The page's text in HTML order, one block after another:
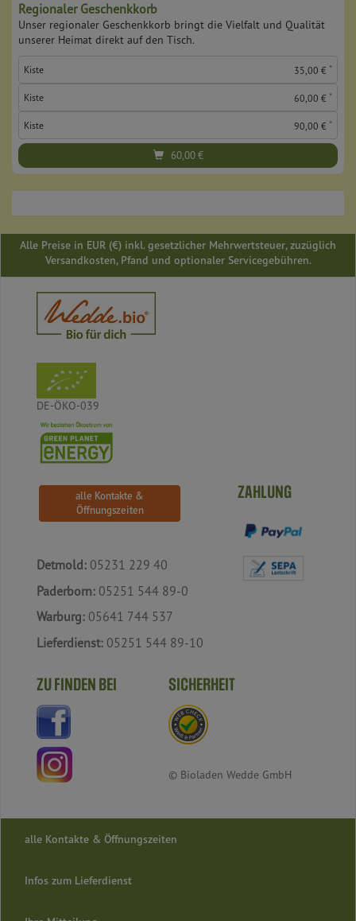
Regionaler Geschenkkorb
Unser regionaler Geschenkkorb bringt die Vielfalt und Qualität
unserer Heimat direkt auf den Tisch.
Kiste 35,00 € *
Kiste 60,00 € *
Kiste 90,00 € *
60,00€
Alle Preise in EUR (€) inkl. gesetzlicher Mehrwertsteuer, zuzüglich
Versandkosten, Pfand und optionaler Servicegebühren.
DE-ÖKO-039
alle Kontakte &
Öffnungszeiten
Detmold: 05231 229 40
Paderborn: 05251 544 89-0
Warburg: 05641 744 537
Lieferdienst: 05251 544 89-10
ZAHLUNG
ZU FINDEN BEI SICHERHEIT
© Bioladen Wedde GmbH
alle Kontakte & Öffnungszeiten
Infos zum Lieferdienst